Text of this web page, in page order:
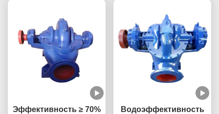
мм
Эффективность ≥ 70%
Водоэффективность